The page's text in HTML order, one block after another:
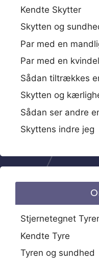
Kendte Skytter
Skytten og
Par med en
Par med en
Sådan tiltrækkes
Skytten og
Sådan ser andre
Skyttens indre jeg
Stjernetegnet
Kendte Tyre
Tyren og sundhed